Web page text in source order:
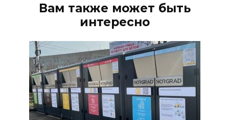
Вам также может быть
интересно